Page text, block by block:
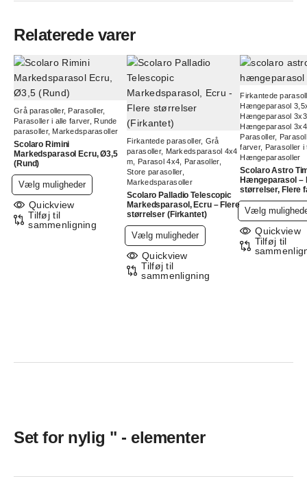
Relaterede varer
Grå parasoller, Parasoller,
Parasoller i alle farver, Runde
parasoller, Markedsparasoller
Scolaro Rimini
Markedsparasol Ecru, Ø3,5
(Rund)
Vælg muligheder
vare
flere
varianter.
Mulighederne
Quickview
Tilføj til
sammenligning
Firkantede parasoller, Grå
parasoller, Markedsparasol 4x4
m
Parasol 4x4 Parasoller,
Store parasoller,
Markedsparasoller
Scolaro Palladio Telescopic
Markedsparasol, Ecru – Flere
størrelser (Firkantet)
Vælg muligheder
vare
flere
Quickview
Tilføj til
sammenligning
Firkantede
Hængeparasol
Hængeparasol
Hængeparasol
Parasoller,
farver, Parasoller
Hængeparasoller
Scolaro Astro
Hængeparasol –
størrelser, Flere
Vælg
Quickview
Tilføj til
Set for nylig " - elementer